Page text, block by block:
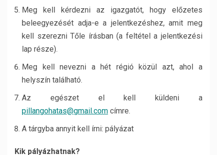
Meg kell kérdezni az igazgatót, hogy előzetes
beleegyezését adja-e a jelentkezéshez, amit meg
kell szerezni Tőle írásban (a feltétel a jelentkezési
lap része).
Meg kell nevezni a hét régió közül azt, ahol a
helyszín található.
Az egészet el kell küldeni a
pillangohatas@gmail.com címre.
A tárgyba annyit kell írni: pályázat
Kik pályázhatnak?